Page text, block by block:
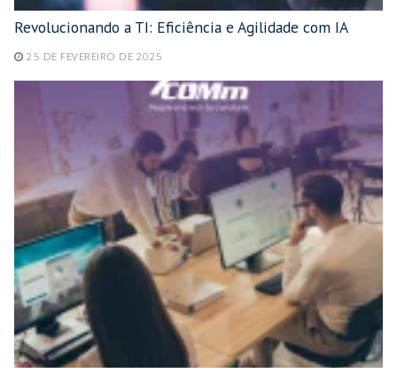
Revolucionando a TI: Eficiência e Agilidade com IA
25 DE FEVEREIRO DE 2025